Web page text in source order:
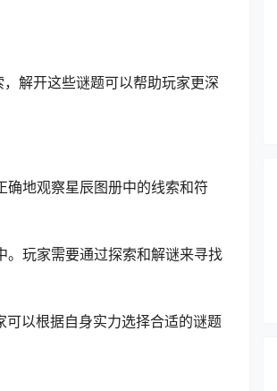
解开这些谜题可以帮助玩家更深
地观察星辰图册中的线索和符
。玩家需要通过探索和解谜来寻找
以根据自身实力选择合适的谜题